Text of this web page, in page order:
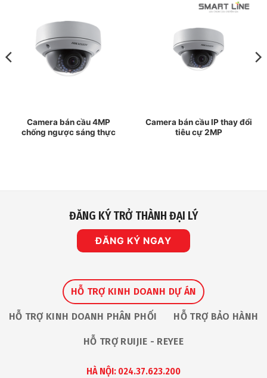
Camera bán cầu 4MP
chống ngược sáng thực
Camera bán cầu IP thay đổi
tiêu cự 2MP
ĐĂNG KÝ TRỞ THÀNH ĐẠI LÝ
ĐĂNG KÝ NGAY
HỖ TRỢ KINH DOANH DỰ ÁN
HỖ TRỢ KINH DOANH PHÂN PHỐI HỖ TRỢ BẢO HÀNH
HỖ TRỢ RUIJIE - REYEE
HÀ NỘI: 024.37.623.200